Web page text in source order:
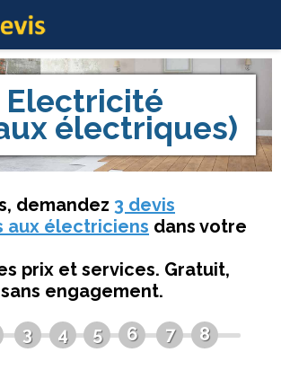
Electricité
électriques)
demandez 3 devis
aux électriciens dans votre
prix et services. Gratuit,
engagement.
3 4 5 6 7 8